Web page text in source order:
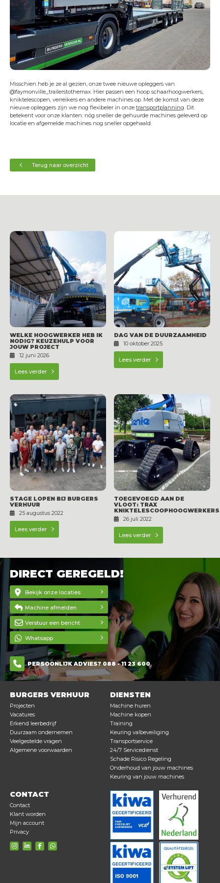
Transportservice
Onderhoud & keuring
24/7 Servicedienst
Training
Projecten
Vacatures
Certificeringen
Erkend leerbedrijf
Contact
Misschien heb je ze al gezien, onze twee nieuwe opleggers van
@faymonville_trailerstothemax. Hier passen een hoop schaarhoogwerkers,
kniktelescopen, verreikers en andere machines op. Met de komst van deze
nieuwe opleggers zijn we nog flexibeler in onze transportplanning . Dit
betekent voor onze klanten: nóg sneller de gehuurde machines geleverd op
locatie en afgemelde machines nog sneller opgehaald.
Terug naar overzicht
WELKE HOOGWERKER HEB IK
NODIG? KEUZEHULP VOOR
JOUW PROJECT
12 juni 2026
Lees verder
DAG VAN DE DUURZAAMHEID
10 oktober 2025
Lees verder
STAGE LOPEN BIJ BURGERS
VERHUUR
25 augustus 2022
Lees verder
TOEGEVOEGD AAN DE
VLOOT: TRAX
KNIKTELESCOOPHOOGWERKERS
26 juli 2022
Lees verder
DIRECT GEREGELD!
Bekijk onze locaties
Machine afmelden
Verstuur een bericht
Whatsapp
PERSOONLIJK ADVIES? 088 - 11 23 600
BURGERS VERHUUR
Projecten
Vacatures
Erkend leerbedrijf
Duurzaam ondernemen
Veelgestelde vragen
Algemene voorwaarden
DIENSTEN
Machine huren
Machine kopen
Training
Keuring valbeveiliging
Transportservice
24/7 Servicedienst
Schade Risico Regeling
Onderhoud van jouw machines
Keuring van jouw machines
CONTACT
Contact
Klant worden
Mijn account
Privacy